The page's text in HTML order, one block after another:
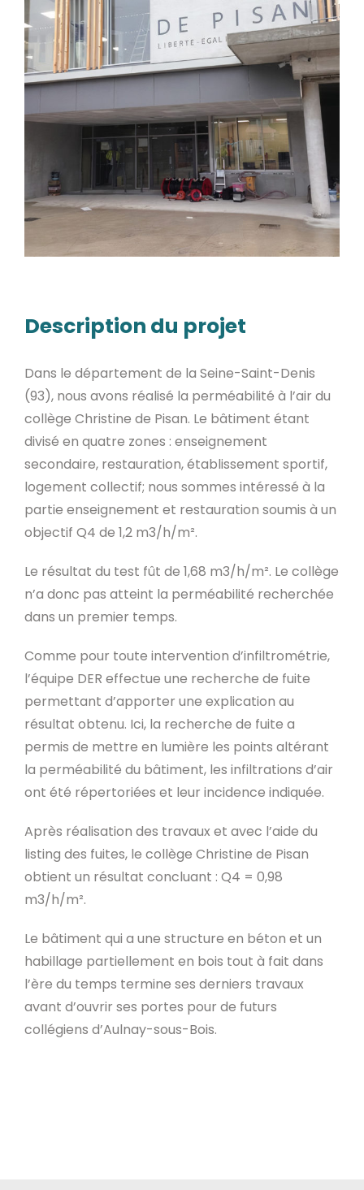
Description du projet
Dans le département de la Seine-Saint-Denis
(93), nous avons réalisé la perméabilité à l’air du
collège Christine de Pisan. Le bâtiment étant
divisé en quatre zones : enseignement
secondaire, restauration, établissement sportif,
logement collectif; nous sommes intéressé à la
partie enseignement et restauration soumis à un
objectif Q4 de 1,2 m3/h/m².
Le résultat du test fût de 1,68 m3/h/m². Le collège
n’a donc pas atteint la perméabilité recherchée
dans un premier temps.
Comme pour toute intervention d’infiltrométrie,
l’équipe DER effectue une recherche de fuite
permettant d’apporter une explication au
résultat obtenu. Ici, la recherche de fuite a
permis de mettre en lumière les points altérant
la perméabilité du bâtiment, les infiltrations d’air
ont été répertoriées et leur incidence indiquée.
Après réalisation des travaux et avec l’aide du
listing des fuites, le collège Christine de Pisan
obtient un résultat concluant : Q4 = 0,98
m3/h/m².
Le bâtiment qui a une structure en béton et un
habillage partiellement en bois tout à fait dans
l’ère du temps termine ses derniers travaux
avant d’ouvrir ses portes pour de futurs
collégiens d’Aulnay-sous-Bois.